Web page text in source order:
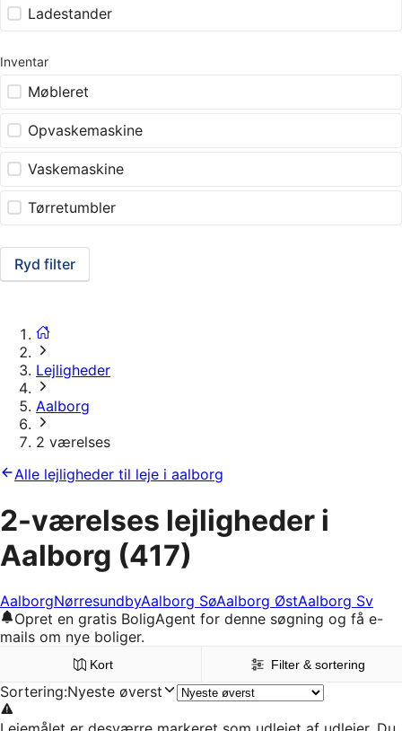
Ladestander
Inventar
Møbleret
Opvaskemaskine
Vaskemaskine
Tørretumbler
Ryd filter
Lejligheder
Aalborg
2 værelses
Alle lejligheder til leje i aalborg
2-værelses lejligheder i
Aalborg (417)
AalborgNørresundbyAalborg SøAalborg ØstAalborg Sv
Opret en gratis BoligAgent for denne søgning og få e-
mails om nye boliger.
Kort Filter & sortering
Sortering:Nyeste øverst